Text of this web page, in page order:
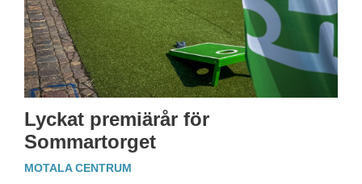
Lyckat premiärår för
Sommartorget
MOTALA CENTRUM